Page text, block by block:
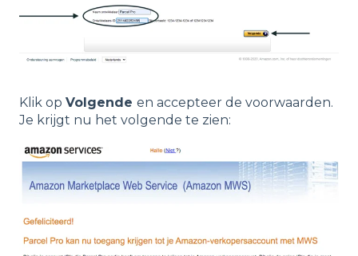
Klik op Volgende en accepteer de voorwaarden.
Je krijgt nu het volgende te zien: